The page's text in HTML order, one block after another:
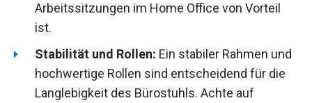
Arbeitssitzungen im Home Office von Vorteil
ist.
Stabilität und Rollen: Ein stabiler Rahmen und
hochwertige Rollen sind entscheidend für die
Langlebigkeit des Bürostuhls. Achte auf